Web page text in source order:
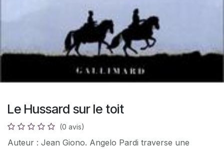
Le Hussard sur le toit
(0 avis)
Auteur : Jean Giono. Angelo Pardi traverse une